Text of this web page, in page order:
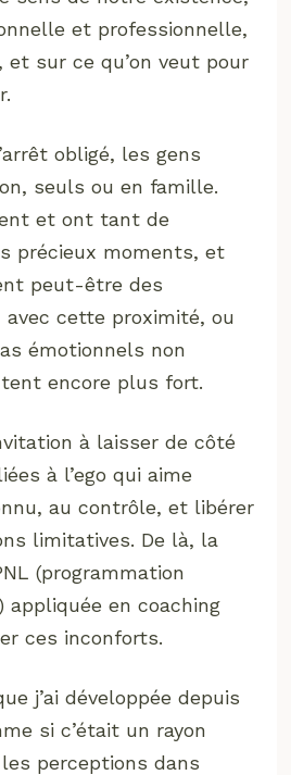
et professionnelle,
sur ce qu’on veut pour
obligé, les gens
seuls ou en famille.
et ont tant de
précieux moments, et
peut-être des
cette proximité, ou
émotionnels non
encore plus fort.
à laisser de côté
à l’ego qui aime
au contrôle, et libérer
limitatives. De là, la
(programmation
appliquée en coaching
ces inconforts.
j’ai développée depuis
si c’était un rayon
perceptions dans